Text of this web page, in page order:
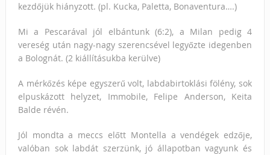
kezdőjük hiányzott. (pl. Kucka, Paletta, Bonaventura….)
Mi a Pescarával jól elbántunk (6:2), a Milan pedig 4
vereség után nagy-nagy szerencsével legyőzte idegenben
a Bolognát. (2 kiállításukba kerülve)
A mérkőzés képe egyszerű volt, labdabirtoklási fölény, sok
elpuskázott helyzet, Immobile, Felipe Anderson, Keita
Balde révén.
Jól mondta a meccs előtt Montella a vendégek edzője,
valóban sok labdát szerzünk, jó állapotban vagyunk és